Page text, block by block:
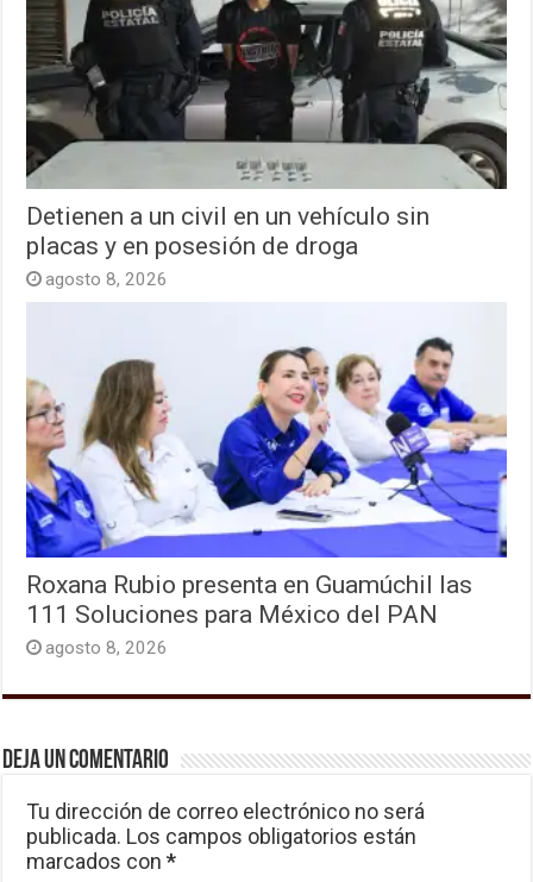
Detienen a un civil en un vehículo sin
placas y en posesión de droga
agosto 8, 2026
Roxana Rubio presenta en Guamúchil las
111 Soluciones para México del PAN
agosto 8, 2026
Deja un comentario
Tu dirección de correo electrónico no será
publicada. Los campos obligatorios están
marcados con*